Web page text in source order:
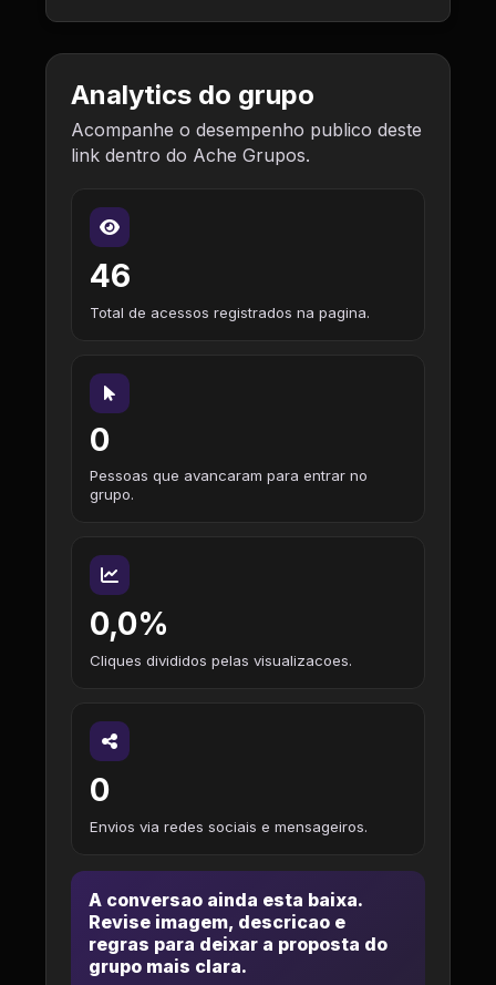
Analytics do grupo
Acompanhe o desempenho publico deste
link dentro do Ache Grupos.
46
Total de acessos registrados na pagina.
0
Pessoas que avancaram para entrar no
grupo.
0,0%
Cliques divididos pelas visualizacoes.
0
Envios via redes sociais e mensageiros.
A conversao ainda esta baixa.
Revise imagem, descricao e
regras para deixar a proposta do
grupo mais clara.